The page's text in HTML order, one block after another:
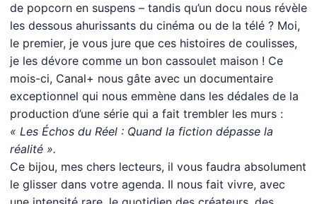
de popcorn en suspens – tandis qu’un docu nous révèle
les dessous ahurissants du cinéma ou de la télé ? Moi,
le premier, je vous jure que ces histoires de coulisses,
je les dévore comme un bon cassoulet maison ! Ce
mois-ci, Canal+ nous gâte avec un documentaire
exceptionnel qui nous emmène dans les dédales de la
production d’une série qui a fait trembler les murs :
« Les Échos du Réel : Quand la fiction dépasse la
réalité ».
Ce bijou, mes chers lecteurs, il vous faudra absolument
le glisser dans votre agenda. Il nous fait vivre, avec